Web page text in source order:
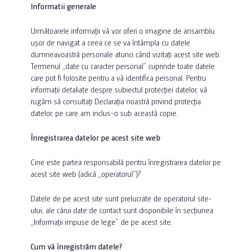
DIXI® PLUS
DIXI® B
DIXI®
TOI SATELLITE
TOI MONDO
TOI® CARE
LAVOARE MOBILE
CONSTRUCȚII PRIVATE
CONSTRUCȚII PUBLICE
EVENIMENTE PRIVATE
EVENIMENTE PUBLICE
EXERCIȚII MILITARE
SPAȚII PUBLICE
SERVICII TOALETE ECOLOGICE MOBILE
SERVICII PENTRU CONTAINERE
ÎNTREBĂRI FRECVENTE
TOI TOI & DIXI GROUP
ISTORIA NOASTRĂ
BRANDURILE NOASTRE
CONFORMITĂȚI
SUSTENABILITATE
TOI TOI & DIXI ROMANIA
CERTIFICARI SISTEME DE MANAGEMENT
SOCIAL MEDIA
PROIECTE DE REFERINȚĂ
COMENZI
ȘTIRI
RELAȚII CLIENȚI
LOCAȚII TOI TOI & DIXI ROMÂNIA
Informatii generale
Următoarele informații vă vor oferi o imagine de ansamblu
ușor de navigat a ceea ce se va întâmpla cu datele
dumneavoastră personale atunci când vizitați acest site web.
Termenul „date cu caracter personal” cuprinde toate datele
care pot fi folosite pentru a vă identifica personal. Pentru
informații detaliate despre subiectul protecției datelor, vă
rugăm să consultați Declarația noastră privind protecția
datelor, pe care am inclus-o sub această copie.
Înregistrarea datelor pe acest site web
Cine este partea responsabilă pentru înregistrarea datelor pe
acest site web (adică „operatorul”)?
Datele de pe acest site sunt prelucrate de operatorul site-
ului, ale cărui date de contact sunt disponibile în secțiunea
„Informații impuse de lege” de pe acest site.
Cum vă înregistrăm datele?